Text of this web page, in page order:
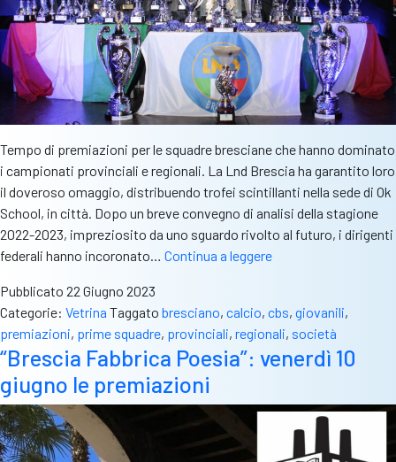
Tempo di premiazioni per le squadre bresciane che hanno dominato
i campionati provinciali e regionali. La Lnd Brescia ha garantito loro
il doveroso omaggio, distribuendo trofei scintillanti nella sede di Ok
School, in città. Dopo un breve convegno di analisi della stagione
2022-2023, impreziosito da uno sguardo rivolto al futuro, i dirigenti
federali hanno incoronato… Continua a leggereLnd,
trofei.
La
stagione
conclude
riconoscimenti
Pubblicato 22 Giugno 2023
Categorie: Vetrina Taggato bresciano, calcio, cbs, giovanili,
premiazioni, prime squadre, provinciali, regionali, società
“Brescia Fabbrica Poesia”: venerdì 10
giugno le premiazioni